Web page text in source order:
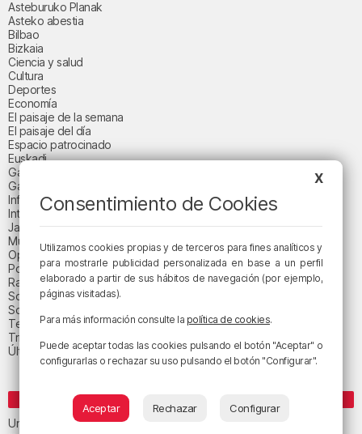
Asteburuko Planak
Asteko abestia
Bilbao
Bizkaia
Ciencia y salud
Cultura
Deportes
Economía
El paisaje de la semana
El paisaje del día
Espacio patrocinado
Euskadi
Gastronomía
Gaurko abestia
Informativos
Internacional
Jaialdi 2025
Música
Opinión
Política
Radio Popular-Herri Irratia
Social y religión
Sociedad
Tecnología
Triple B
Última hora
ENTRADAS RECIENTES
Un total de 124 centros de Infantil y Primaria de Euskadi realizarán
X
Consentimiento de Cookies
Utilizamos cookies propias y de terceros para fines analíticos y
para mostrarle publicidad personalizada en base a un perfil
elaborado a partir de sus hábitos de navegación (por ejemplo,
páginas visitadas).
Para más información consulte la política de cookies.
Puede aceptar todas las cookies pulsando el botón "Aceptar" o
configurarlas o rechazar su uso pulsando el botón "Configurar".
Aceptar Rechazar Configurar